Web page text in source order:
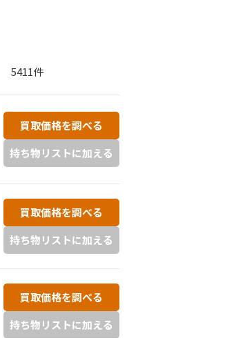
5411件
買取価格を調べる
持ち物リストに加える
買取価格を調べる
持ち物リストに加える
買取価格を調べる
持ち物リストに加える